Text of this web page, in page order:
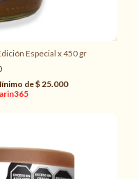
Especial x 450 gr